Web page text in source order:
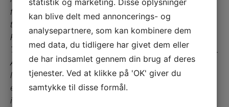
fascinerende syvårs-rejse. Foredraget var en sand
tour-de-force, der, inter alia, førte os forbi Canada, De
Kanariske Øer, Mauretanien, Columbia, Kenya,
Tanzania, Uganda, Madagaskar, Nepal og Sydhavnen.
Alt dette krydret med en gemmeført positiv,
livsbekræftende og finurlig tilgang til livet, rejsen og
eventyret, der ikke kan undgå̊ både at forbløffe og
imponere beskueren.
statistik og marketing. Disse oplysninger
kan blive delt med annoncerings- og
analysepartnere, som kan kombinere dem
med data, du tidligere har givet dem eller
de har indsamlet gennem din brug af deres
tjenester. Ved at klikke på 'OK' giver du
samtykke til disse formål.